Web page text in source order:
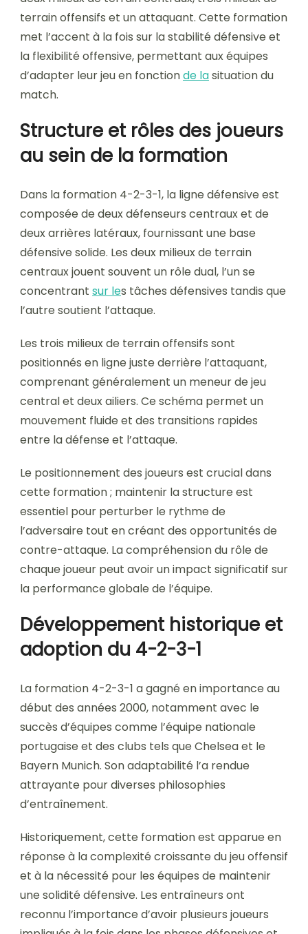
terrain offensifs et un attaquant. Cette formation
met l’accent à la fois sur la stabilité défensive et
la flexibilité offensive, permettant aux équipes
d’adapter leur jeu en fonctionde lasituation du
match.
Structure et rôles des joueurs
au sein de la formation
Dans la formation 4-2-3-1, la ligne défensive est
composée de deux défenseurs centraux et de
deux arrières latéraux, fournissant une base
défensive solide. Les deux milieux de terrain
centraux jouent souvent un rôle dual, l’un se
concentrant sur les tâches défensives tandis que
l’autre soutient l’attaque.
Les trois milieux de terrain offensifs sont
positionnés en ligne juste derrière l’attaquant,
comprenant généralement un meneur de jeu
central et deux ailiers. Ce schéma permet un
mouvement fluide et des transitions rapides
entre la défense et l’attaque.
Le positionnement des joueurs est crucial dans
cette formation ; maintenir la structure est
essentiel pour perturber le rythme de
l’adversaire tout en créant des opportunités de
contre-attaque. La compréhension du rôle de
chaque joueur peut avoir un impact significatif sur
la performance globale de l’équipe.
Développement historique et
adoption du 4-2-3-1
La formation 4-2-3-1 a gagné en importance au
début des années 2000, notamment avec le
succès d’équipes comme l’équipe nationale
portugaise et des clubs tels que Chelsea et le
Bayern Munich. Son adaptabilité l’a rendue
attrayante pour diverses philosophies
d’entraînement.
Historiquement, cette formation est apparue en
réponse à la complexité croissante du jeu offensif
et à la nécessité pour les équipes de maintenir
une solidité défensive. Les entraîneurs ont
reconnu l’importance d’avoir plusieurs joueurs